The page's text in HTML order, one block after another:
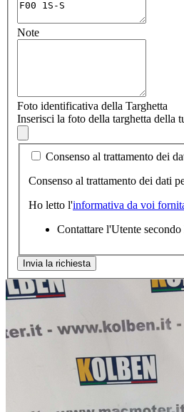
Note
Foto identificativa della Targhetta
Inserisci la foto della targhetta della
Consenso al trattamento dei
Consenso al trattamento dei dati
Ho letto l'informativa da voi
Contattare l'Utente